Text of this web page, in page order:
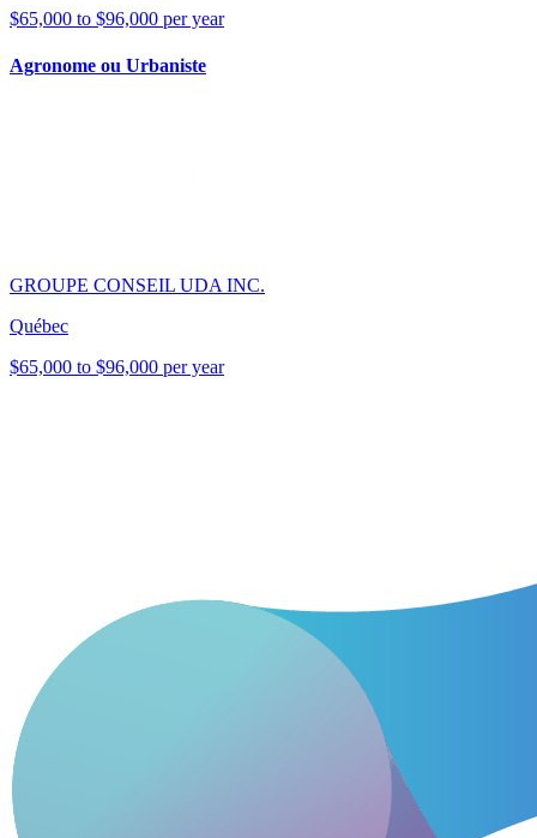
$65,000 to $96,000 per year
Agronome ou Urbaniste
GROUPE CONSEIL UDA INC.
Québec
$65,000 to $96,000 per year